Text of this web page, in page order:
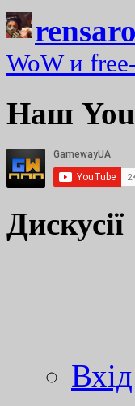
rensaro
WoW и
Наш
Дискусії